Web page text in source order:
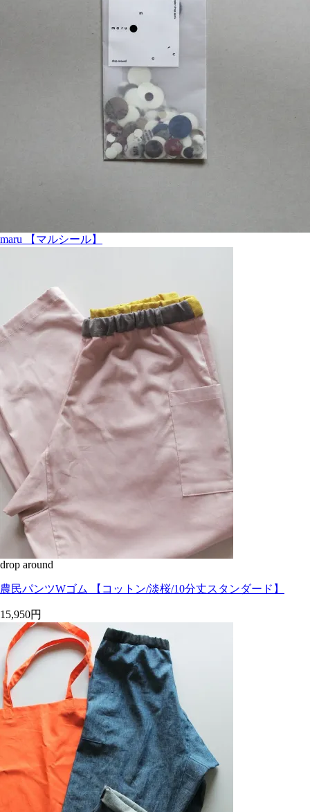
maru 【マルシール】
drop around
農民パンツWゴム 【コットン/淡桜/10分丈スタンダード】
15,950円